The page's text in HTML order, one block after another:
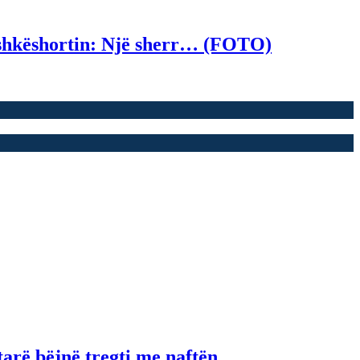
Një sherr… (FOTO)